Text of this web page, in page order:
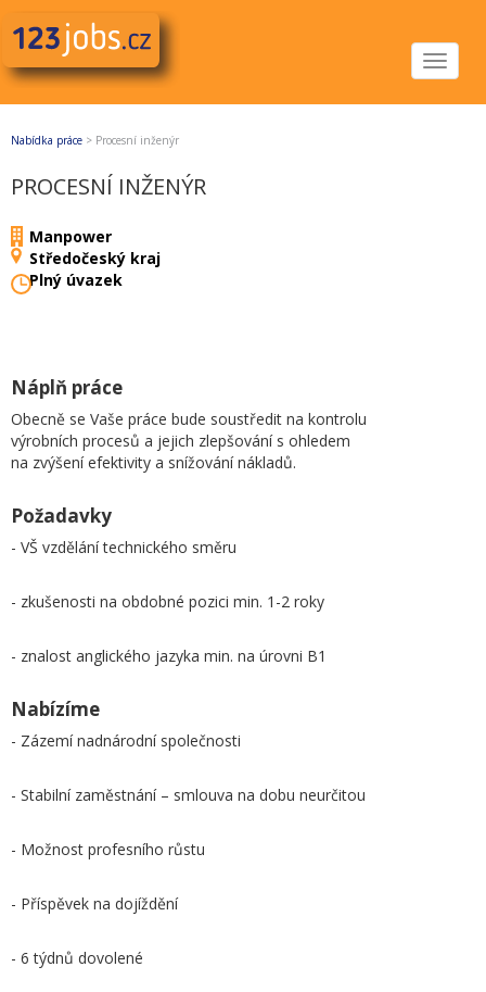
Toggle
Nabídka práce > Procesní inženýr
PROCESNÍ INŽENÝR
Manpower
Středočeský kraj
Plný úvazek
Náplň práce
Obecně se Vaše práce bude soustředit na kontrolu
výrobních procesů a jejich zlepšování s ohledem
na zvýšení efektivity a snížování nákladů.
Požadavky
- VŠ vzdělání technického směru
- zkušenosti na obdobné pozici min. 1-2 roky
- znalost anglického jazyka min. na úrovni B1
Nabízíme
- Zázemí nadnárodní společnosti
- Stabilní zaměstnání – smlouva na dobu neurčitou
- Možnost profesního růstu
- Příspěvek na dojíždění
- 6 týdnů dovolené